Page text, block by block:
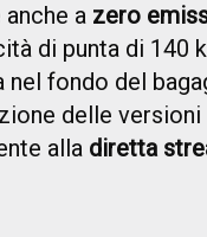
a zero
di punta di 140
nel fondo del
delle
alla diretta